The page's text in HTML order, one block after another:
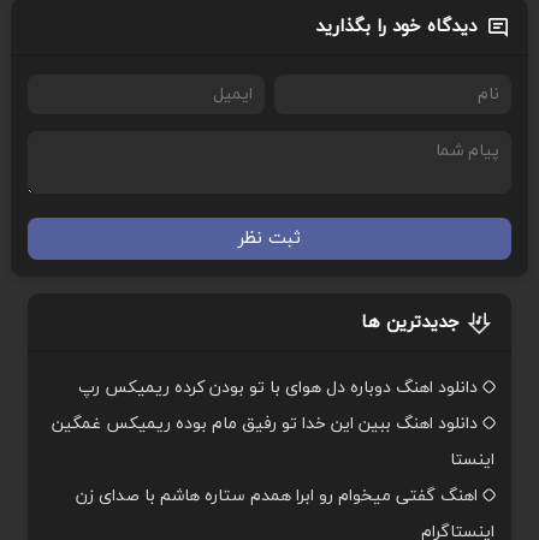
دیدگاه خود را بگذارید
ثبت نظر
جدیدترین ها
دانلود اهنگ دوباره دل هوای با تو بودن کرده ریمیکس رپ
دانلود اهنگ ببین این خدا تو رفیق مام بوده ریمیکس غمگین
اینستا
اهنگ گفتی میخوام رو ابرا همدم ستاره هاشم با صدای زن
اینستاگرام